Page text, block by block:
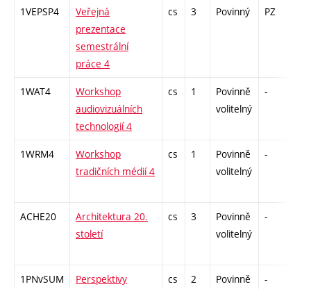
1VEPSP4
Veřejná
prezentace
semestrální
práce 4
cs 3 Povinný PZ
1WAT4
Workshop
audiovizuálních
technologií 4
cs 1
Povinně
volitelný
-
1WRM4
Workshop
tradičních médií 4
cs 1
Povinně
volitelný
-
ACHE20
Architektura 20.
století
cs 3
Povinně
volitelný
-
1PNvSUM
Perspektivy
cs 2
Povinně
-